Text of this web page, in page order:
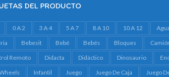
DEL PRODUCTO
0 A 2 3 A 4 5 A 7 8 A 10 10 A 12 Agua
Bebesit Bebé Bebés Bloques
Remoto
Didacta Didáctico Dinosaurio
Infantil Juego Juego De Caja Juego